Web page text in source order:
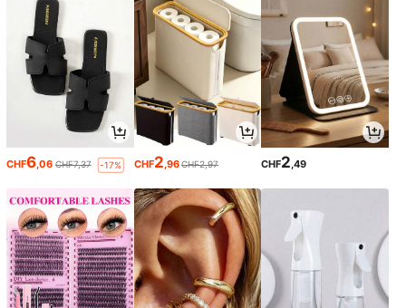
CHF6,06 CHF7,37 -17% CHF2,96CHF2,97 CHF2,49